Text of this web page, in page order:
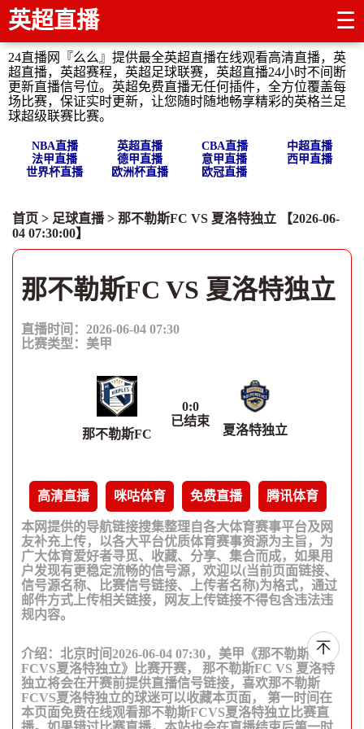
英超直播 ☰
24直播网『么么』提供最全英超直播在线观看高清直播，英
超直播，英超赛程，英超足球联赛，英超直播24小时不间断
更新直播信号位。英超免费直播无任何插件，全方位覆盖每
场比赛，保证实时更新，让您随时随地畅享精彩的英格兰足
球超级联赛比赛。
NBA直播 英超直播 CBA直播
中超直播
法甲直播
德甲直播 意甲直播
西甲直播
世界杯直播
欧洲杯直播 欧冠直播
首页 > 足球直播> 那不勒斯FC VS 夏洛特独立 【2026-06-
04 07:30:00】
那不勒斯FC VS 夏洛特独立
直播时间：2026-06-04 07:30
比赛类型： 美甲
那不勒斯FC
0:0
已结束
夏洛特独立
高清直播 咪咕体育 免费直播 腾讯体育
本网提供的导航链接搜集整理自各大体育赛事平台及网
友补充上传，以各大平台优质体育赛事资源为主旨，为
广大体育爱好者寻觅、收藏、分享、集合而成，如果用
户发现有更稳定流畅的信号源，欢迎以(当前页面链接、
信号源名称、比赛信号链接、上传者名称)为格式，通过
邮件方式上传相关链接，网友上传链接不得包含违法违
规内容。
介绍：北京时间2026-06-04 07:30，美甲《那不勒斯
FCVS夏洛特独立》比赛开赛， 那不勒斯FC VS 夏洛特
独立将会在开赛前提供直播信号链接，喜欢那不勒斯
FCVS夏洛特独立的球迷可以收藏本页面， 第一时间在
本页面免费在线观看那不勒斯FCVS夏洛特独立比赛直